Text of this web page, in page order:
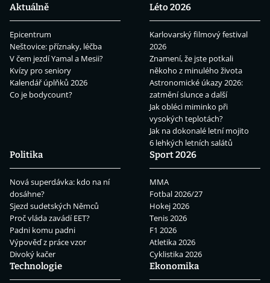
Aktuálně
Epicentrum
Neštovice: příznaky, léčba
V čem jezdí Yamal a Mesii?
Kvízy pro seniory
Kalendář úplňků 2026
Co je bodycount?
Léto 2026
Karlovarský filmový festival
2026
Znamení, že jste potkali
někoho z minulého života
Astronomické úkazy 2026:
zatmění slunce a další
Jak obléci miminko při
vysokých teplotách?
Jak na dokonalé letní mojito
6 lehkých letních salátů
Politika
Nová superdávka: kdo na ní
dosáhne?
Sjezd sudetských Němců
Proč vláda zavádí EET?
Padni komu padni
Výpověď z práce vzor
Divoký kačer
Sport 2026
MMA
Fotbal 2026/27
Hokej 2026
Tenis 2026
F1 2026
Atletika 2026
Cyklistika 2026
Technologie
Ekonomika